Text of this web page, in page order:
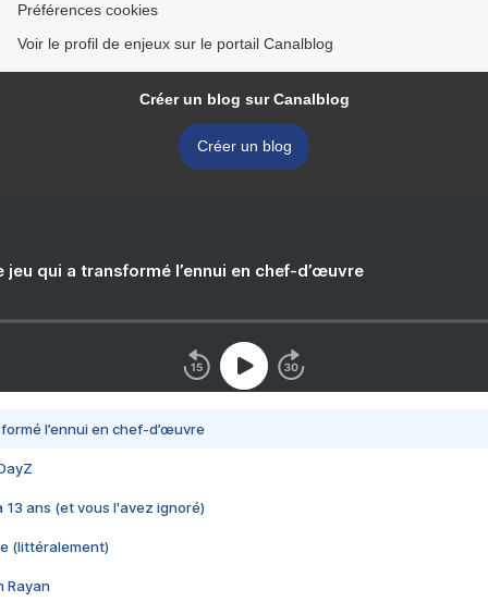
Préférences cookies
Voir le profil de enjeux sur le portail Canalblog
Créer un blog sur Canalblog
Créer un blog
jeu qui a transformé l’ennui en chef-d’œuvre
l’ennui en chef-d’œuvre
13 ans (et vous l'avez ignoré)
(littéralement)
Rayan